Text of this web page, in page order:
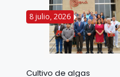
8 julio, 2026
Cultivo de algas